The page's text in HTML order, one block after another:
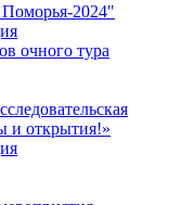
2024"
очного тура
и открытия!»